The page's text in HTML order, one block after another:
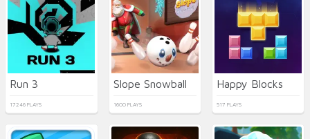
Run 3
17246 PLAYS
Slope Snowball
1600 PLAYS
Happy Blocks
517 PLAYS